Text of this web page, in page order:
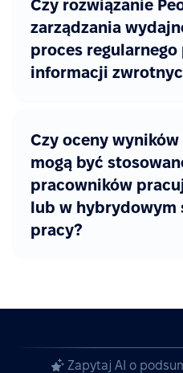
Czy rozwiązanie
zarządzania
proces
informacji
Czy oceny wyników
mogą być
pracowników
lub w hybrydowym
pracy?
Zapytaj AI o